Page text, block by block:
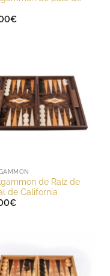
€
de Raíz de
de California
€